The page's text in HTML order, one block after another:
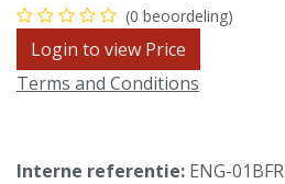
(0 beoordeling)
Login to view Price
Terms and Conditions
Interne referentie: ENG-01BFR